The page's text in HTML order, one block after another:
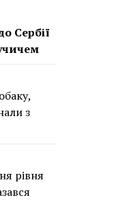
Сербії
з
рівня